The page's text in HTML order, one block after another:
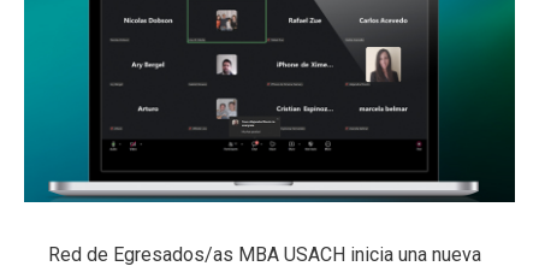
Red de Egresados/as MBA USACH inicia una nueva